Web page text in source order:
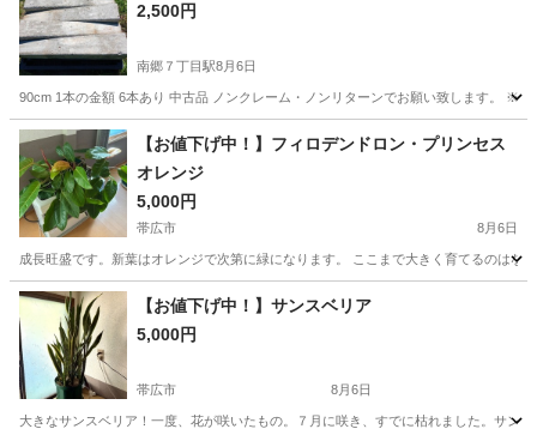
2,500円
南郷７丁目駅8月6日
90cm 1本の金額 6本あり 中古品 ノンクレーム・ノンリターンでお願い致します。 ※
北海道 札幌市 南郷７丁目駅
【お値下げ中！】フィロデンドロン・プリンセス
オレンジ
5,000円
帯広市 8月6日
成長旺盛です。新葉はオレンジで次第に緑になります。 ここまで大きく育てるのは
北海道 帯広市 家庭用品
【お値下げ中！】サンスベリア
5,000円
帯広市 8月6日
大きなサンスベリア！一度、花が咲いたもの。７月に咲き、すでに枯れました。サン